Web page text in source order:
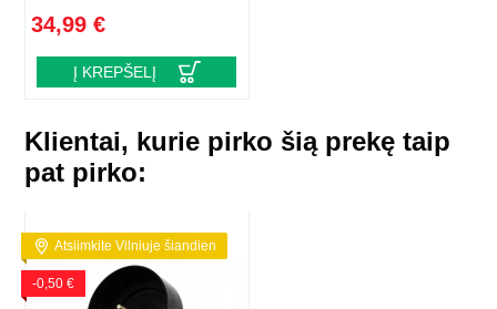
34,99 €
Į KREPŠELĮ
Klientai, kurie pirko šią prekę taip
pat pirko:
Atsiimkite Vilniuje šiandien
-0,50 €